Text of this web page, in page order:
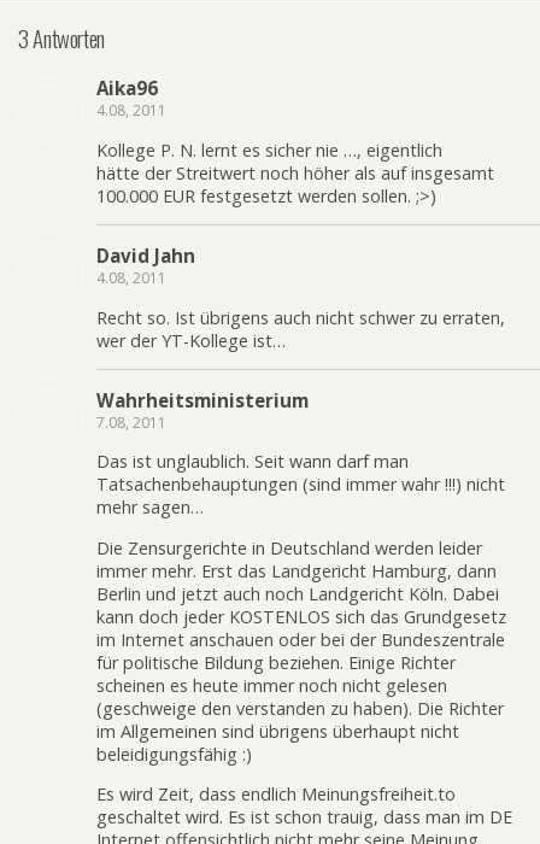
3 Antworten
Aika96
4.08, 2011
Kollege P. N. lernt es sicher nie …, eigentlich
hätte der Streitwert noch höher als auf insgesamt
100.000 EUR festgesetzt werden sollen. ;>)
David Jahn
4.08, 2011
Recht so. Ist übrigens auch nicht schwer zu erraten,
wer der YT-Kollege ist…
Wahrheitsministerium
7.08, 2011
Das ist unglaublich. Seit wann darf man
Tatsachenbehauptungen (sind immer wahr !!!) nicht
mehr sagen…
Die Zensurgerichte in Deutschland werden leider
immer mehr. Erst das Landgericht Hamburg, dann
Berlin und jetzt auch noch Landgericht Köln. Dabei
kann doch jeder KOSTENLOS sich das Grundgesetz
im Internet anschauen oder bei der Bundeszentrale
für politische Bildung beziehen. Einige Richter
scheinen es heute immer noch nicht gelesen
(geschweige den verstanden zu haben). Die Richter
im Allgemeinen sind übrigens überhaupt nicht
beleidigungsfähig :)
Es wird Zeit, dass endlich Meinungsfreiheit.to
geschaltet wird. Es ist schon trauig, dass man im DE